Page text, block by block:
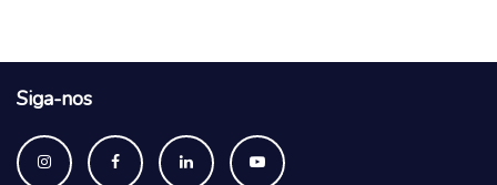
Siga-nos